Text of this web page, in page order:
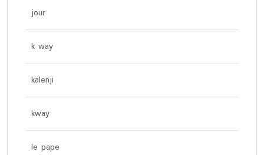
jour
k way
kalenji
kway
le pape